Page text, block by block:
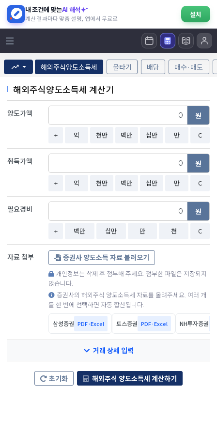
내 조건에 맞는AI 해석
계산 결과마다 맞춤 설명, 앱에서 무료로 설치
해외주식양도소득세 물타기 배당 매수·매도
해외주식양도소득세 계산기
양도가액 원
+ 억 천만 백만 십만 만 C
취득가액 원
+ 억 천만 백만 십만 만 C
필요경비 원
+ 백만 십만 만 천 C
자료 첨부 증권사 양도소득 자료 불러오기
개인정보는 삭제 후 첨부해 주세요. 첨부한 파일은 저장되지
않습니다.
증권사의 해외주식 양도소득세 자료를 올려주세요. 여러 개
를 한 번에 선택하면 자동 합산됩니다.
삼성증권 PDF·Excel 토스증권 PDF·Excel NH투자증권
거래 상세 입력
초기화 해외주식 양도소득세 계산하기